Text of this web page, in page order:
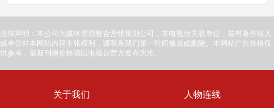
法律声明：本公司为媒体资源整合营销策划公司，非电视台关联单位，若有著作权人
或单位对本网站内容主张权利，请联系我们第一时间修改或删除。本网站广告价格仅
供参考，最新刊例价格请以电视台官方发布为准。
关于我们 人物连线